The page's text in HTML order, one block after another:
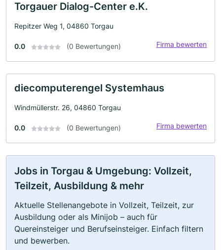
Torgauer Dialog-Center e.K.
Repitzer Weg 1, 04860 Torgau
0.0 (0 Bewertungen) Firma bewerten
diecomputerengel Systemhaus
Windmüllerstr. 26, 04860 Torgau
0.0 (0 Bewertungen) Firma bewerten
Jobs in Torgau & Umgebung: Vollzeit,
Teilzeit, Ausbildung & mehr
Aktuelle Stellenangebote in Vollzeit, Teilzeit, zur
Ausbildung oder als Minijob – auch für
Quereinsteiger und Berufseinsteiger. Einfach filtern
und bewerben.